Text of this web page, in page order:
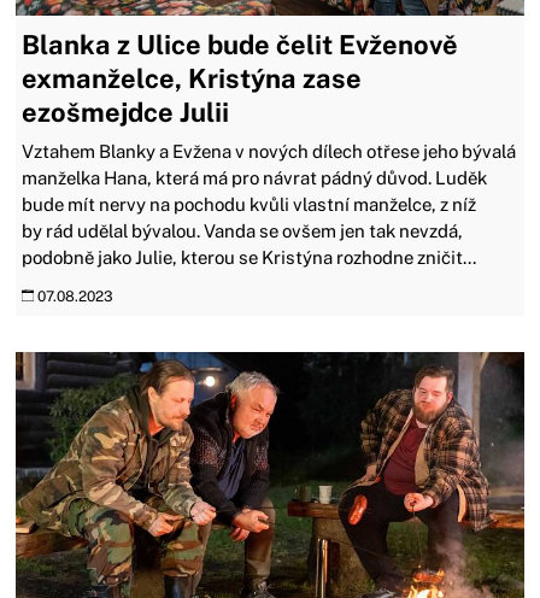
Blanka z Ulice bude čelit Evženově
exmanželce, Kristýna zase
ezošmejdce Julii
Vztahem Blanky a Evžena v nových dílech otřese jeho bývalá
manželka Hana, která má pro návrat pádný důvod. Luděk
bude mít nervy na pochodu kvůli vlastní manželce, z níž
by rád udělal bývalou. Vanda se ovšem jen tak nevzdá,
podobně jako Julie, kterou se Kristýna rozhodne zničit...
07.08.2023